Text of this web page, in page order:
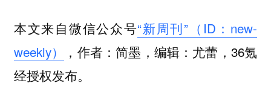
本文来自微信公众号“新周刊”（ID：new-
weekly）
，作者：简墨，编辑：尤蕾，36氪
经授权发布。